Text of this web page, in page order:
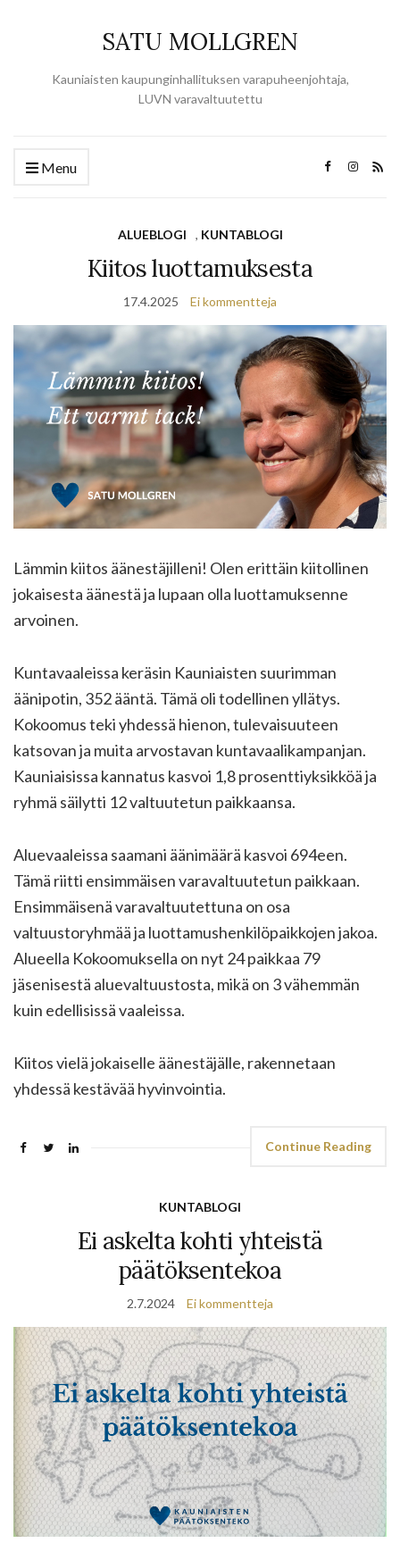
SATU MOLLGREN
Kauniaisten kaupunginhallituksen varapuheenjohtaja,
LUVN varavaltuutettu
Menu
ALUEBLOGI , KUNTABLOGI
Kiitos luottamuksesta
17.4.2025 Ei kommentteja
Lämmin kiitos äänestäjilleni! Olen erittäin kiitollinen
jokaisesta äänestä ja lupaan olla luottamuksenne
arvoinen.
Kuntavaaleissa keräsin Kauniaisten suurimman
äänipotin, 352 ääntä. Tämä oli todellinen yllätys.
Kokoomus teki yhdessä hienon, tulevaisuuteen
katsovan ja muita arvostavan kuntavaalikampanjan.
Kauniaisissa kannatus kasvoi 1,8 prosenttiyksikköä ja
ryhmä säilytti 12 valtuutetun paikkaansa.
Aluevaaleissa saamani äänimäärä kasvoi 694een.
Tämä riitti ensimmäisen varavaltuutetun paikkaan.
Ensimmäisenä varavaltuutettuna on osa
valtuustoryhmää ja luottamushenkilöpaikkojen jakoa.
Alueella Kokoomuksella on nyt 24 paikkaa 79
jäsenisestä aluevaltuustosta, mikä on 3 vähemmän
kuin edellisissä vaaleissa.
Kiitos vielä jokaiselle äänestäjälle, rakennetaan
yhdessä kestävää hyvinvointia.
Continue Reading
KUNTABLOGI
Ei askelta kohti yhteistä
päätöksentekoa
2.7.2024 Ei kommentteja